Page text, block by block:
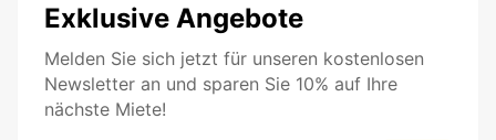
Exklusive Angebote
Melden Sie sich jetzt für unseren kostenlosen
Newsletter an und sparen Sie 10% auf Ihre
nächste Miete!